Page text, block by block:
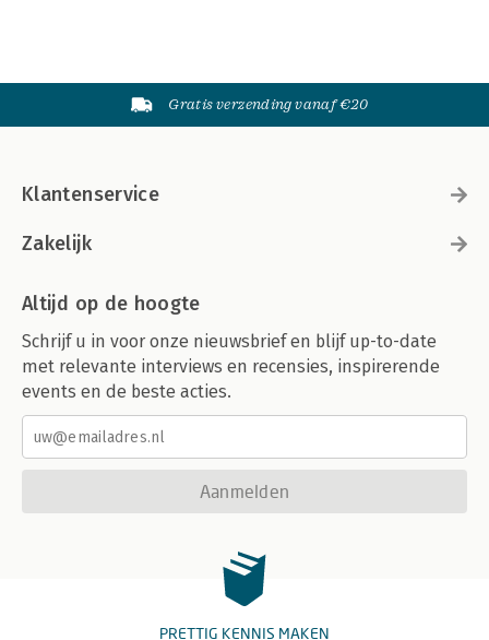
Gratis verzending vanaf €20
Klantenservice
Zakelijk
Altijd op de hoogte
Schrijf u in voor onze nieuwsbrief en blijf up-to-date
met relevante interviews en recensies, inspirerende
events en de beste acties.
Aanmelden
PRETTIG KENNIS MAKEN